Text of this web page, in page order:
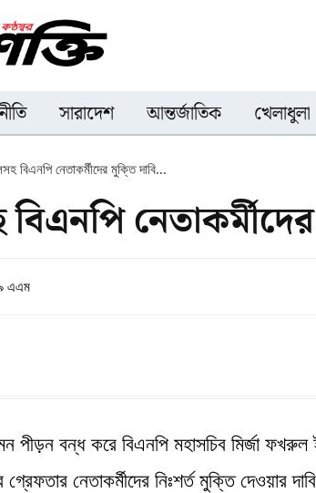
সারাদেশ আন্তর্জাতিক খেলাধুলা
বিএনপি নেতাকর্মীদের মুক্তি দাবি...
এএম
পীড়ন বন্ধ করে বিএনপি মহাসচিব মির্জা
নেতাকর্মীদের নিঃশর্ত মুক্তি দেওয়ার